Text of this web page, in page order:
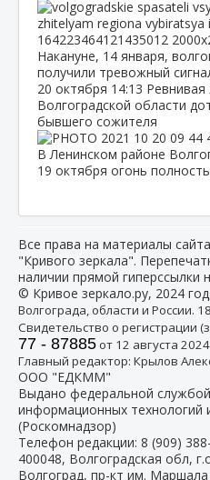
Накануне, 14 января,
получили тревожный
20 октября 14:13
Волгоградской области
бывшего сожителя
В Ленинском районе
19 октября огонь
Все права на материалы
"Кривого зеркала".
наличии прямой гиперссылки
© Кривое зеркало.ру, 2024
Волгограда, области и России.
Свидетельство о регистрации
77 - 87885от 12 августа 2024
Главный редактор: Крылов
ООО "ЕДКММ"
Выдано федеральной
информационных технологий
(Роскомнадзор)
Телефон редакции: 8 (909)
400048, Волгоградская обл,
Волгоград, пр-кт им.